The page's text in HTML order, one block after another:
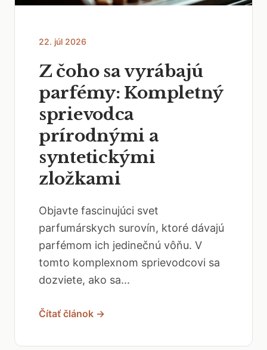
22. júl 2026
Z čoho sa vyrábajú
parfémy: Kompletný
sprievodca
prírodnými a
syntetickými
zložkami
Objavte fascinujúci svet
parfumárskych surovín, ktoré dávajú
parfémom ich jedinečnú vôňu. V
tomto komplexnom sprievodcovi sa
dozviete, ako sa...
Čítať článok →